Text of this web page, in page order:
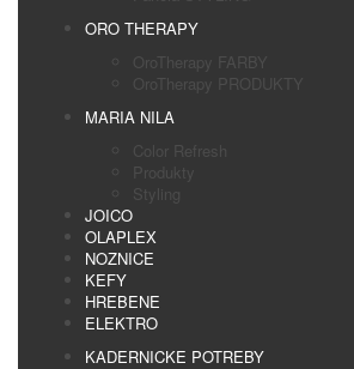
ORO THERAPY
OroTherapy FARBY
OroTherapy PRODUKTY
MARIA NILA
Color Refresh
Produkty
Styling
JOICO
OLAPLEX
NOZNICE
KEFY
HREBENE
ELEKTRO
KADERNICKE POTREBY